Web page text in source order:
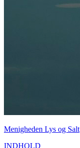
Menigheden Lys og Salt
INDHOLD